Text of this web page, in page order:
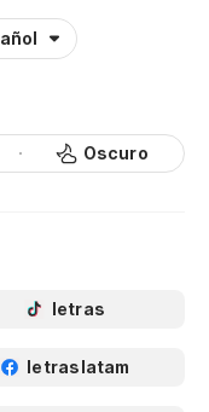
Oscuro
letras
letraslatam